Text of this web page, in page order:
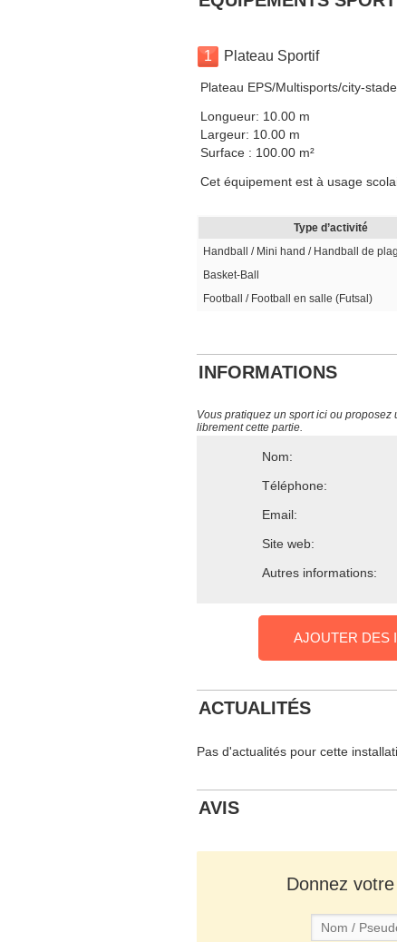
1 Plateau Sportif
Plateau EPS/Multisports/city-
Longueur: 10.00 m
Largeur: 10.00 m
Surface : 100.00 m²
Cet équipement est à usage
Type d’activité
Handball / Mini hand / Handball de
Basket-Ball
Football / Football en salle (Futsal)
INFORMATIONS
Vous pratiquez un sport ici ou
librement cette partie.
Nom:
Téléphone:
Email:
Site web:
Autres informations:
AJOUTER DES
ACTUALITÉS
Pas d'actualités pour cette
AVIS
Donnez